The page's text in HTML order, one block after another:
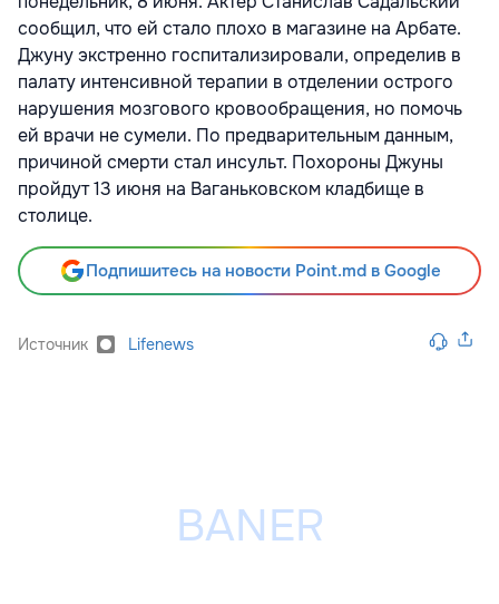
сообщил, что ей стало плохо в магазине на Арбате.
Джуну экстренно госпитализировали, определив в
палату интенсивной терапии в отделении острого
нарушения мозгового кровообращения, но помочь
ей врачи не сумели. По предварительным данным,
причиной смерти стал инсульт. Похороны Джуны
пройдут 13 июня на Ваганьковском кладбище в
столице.
Подпишитесь на новости Point.md в Google
Источник Lifenews